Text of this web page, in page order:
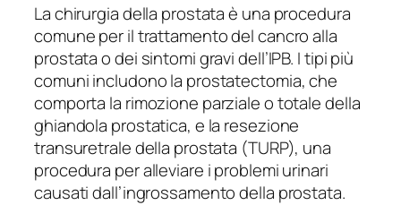
La chirurgia della prostata è una procedura
comune per il trattamento del cancro alla
prostata o dei sintomi gravi dell’IPB. I tipi più
comuni includono la prostatectomia, che
comporta la rimozione parziale o totale della
ghiandola prostatica, e la resezione
transuretrale della prostata (TURP), una
procedura per alleviare i problemi urinari
causati dall’ingrossamento della prostata.